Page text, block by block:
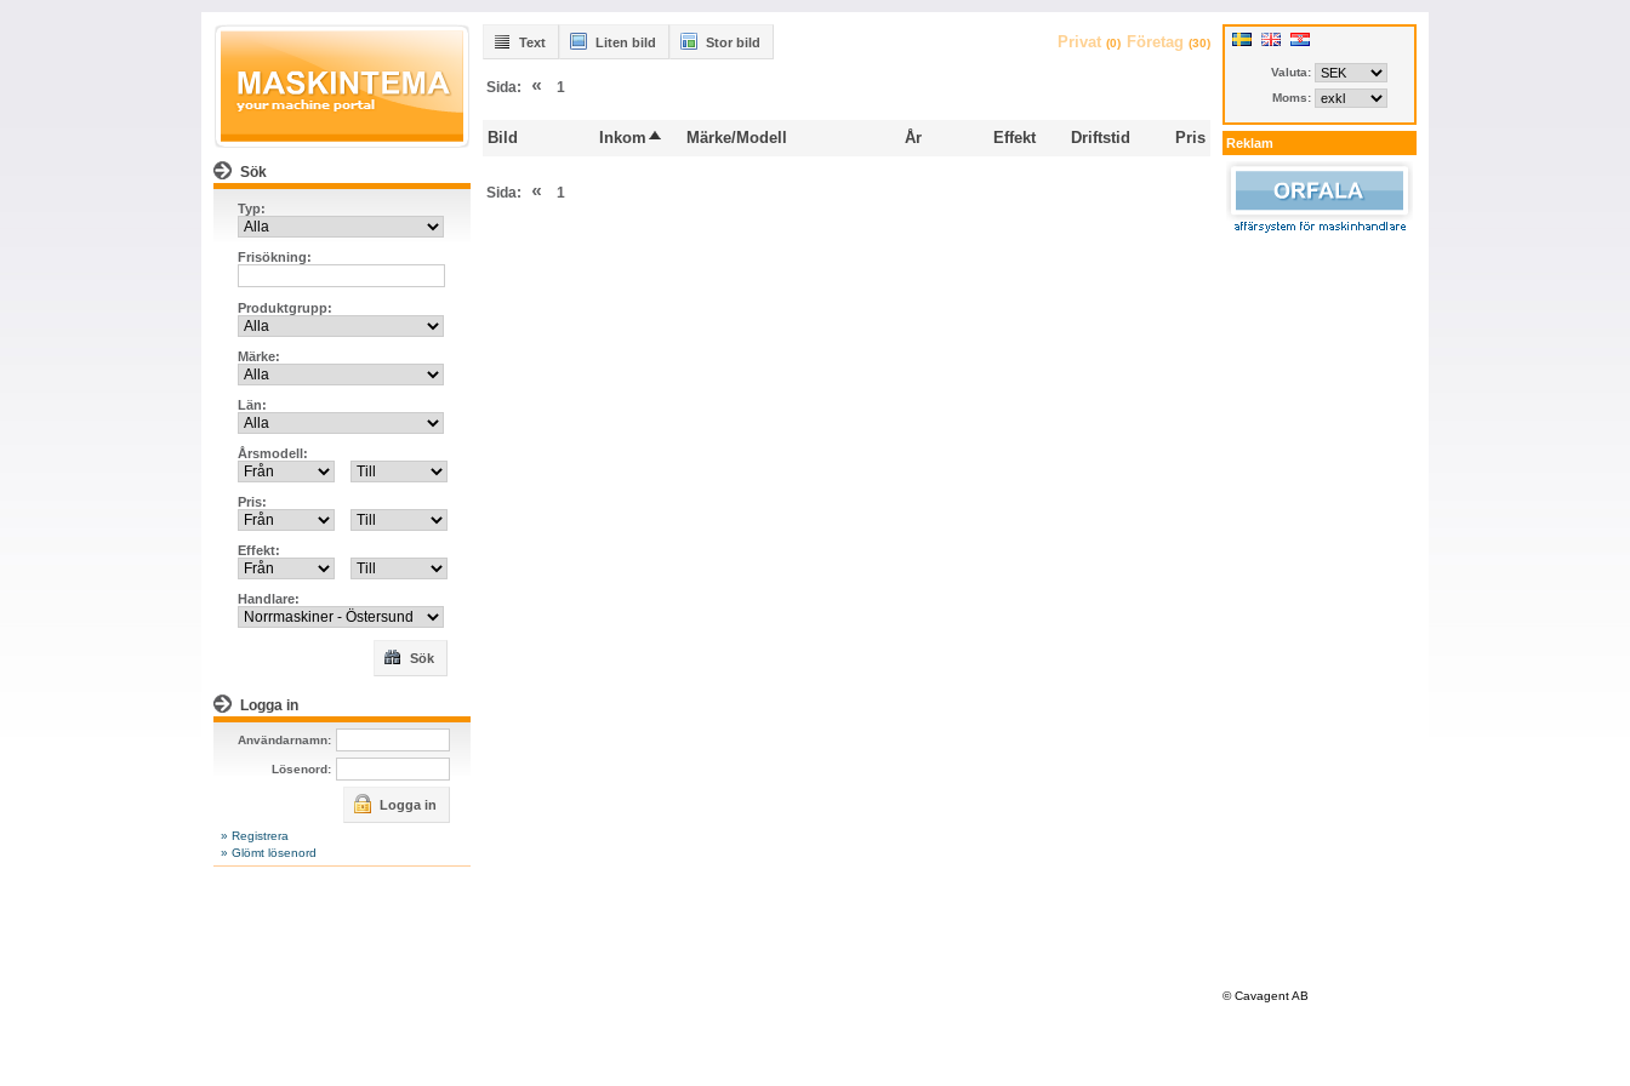
Sök
Typ:
Frisökning:
Produktgrupp:
Märke:
Län:
Årsmodell:
Pris:
Effekt:
Handlare:
Sök
Logga in
Användarnamn:
Lösenord:
Logga in
» Registrera
» Glömt lösenord
Text Liten bild Stor bild Privat (0) Företag (30)
Sida: « 1
Bild Inkom Märke/Modell År Effekt Driftstid Pris
Sida: « 1
Valuta:
Moms:
Reklam
© Cavagent AB